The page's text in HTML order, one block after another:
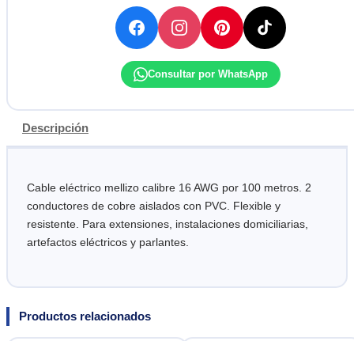
Consultar por WhatsApp
Descripción
Cable eléctrico mellizo calibre 16 AWG por 100 metros. 2
conductores de cobre aislados con PVC. Flexible y
resistente. Para extensiones, instalaciones domiciliarias,
artefactos eléctricos y parlantes.
Productos relacionados